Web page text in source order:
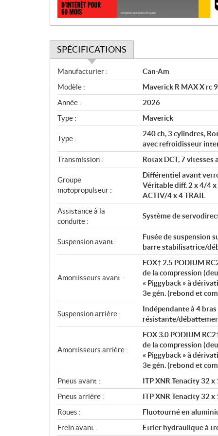
n
SPÉCIFICATIONS
S
p
é
c
i
f
i
a
t
i
o
s
Manufacturier :
Can-Am
Modèle :
Maverick R MAX X rc
Année :
2026
Type :
Maverick
Type :
240 ch, 3 cylindres,
avec refroidisseur
Transmission :
Rotax DCT, 7 vitesses
Groupe
motopropulseur :
Différentiel avant
Véritable diff. 2 x 4/4
ACTIV/4 x 4 TRAIL
Assistance à la
conduite :
Système de
Suspension avant :
Fusée de suspension
barre stabilisatrice/
Amortisseurs avant :
FOX† 2.5 PODIUM
de la compression
« Piggyback » à
3e gén. (rebond et
Suspension arrière :
Indépendante à 4
résistante/
Amortisseurs arrière :
FOX 3.0 PODIUM
de la compression
« Piggyback » à
3e gén. (rebond et
Pneus avant :
ITP XNR Tenacity 32 x
Pneus arrière :
ITP XNR Tenacity 32 x
Roues :
Fluotourné en
Frein avant :
Étrier hydraulique à